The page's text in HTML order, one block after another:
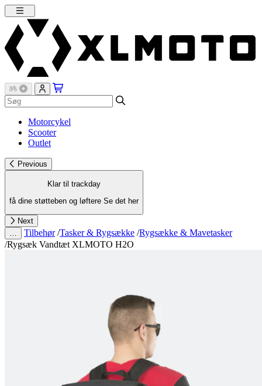
Motorcykel
Scooter
Outlet
Previous
Klar til trackday
få dine støtteben og løftere Se det her
Next
Tilbehør /Tasker & Rygsække /Rygsække & Mavetasker
/Rygsæk Vandtæt XLMOTO H2O